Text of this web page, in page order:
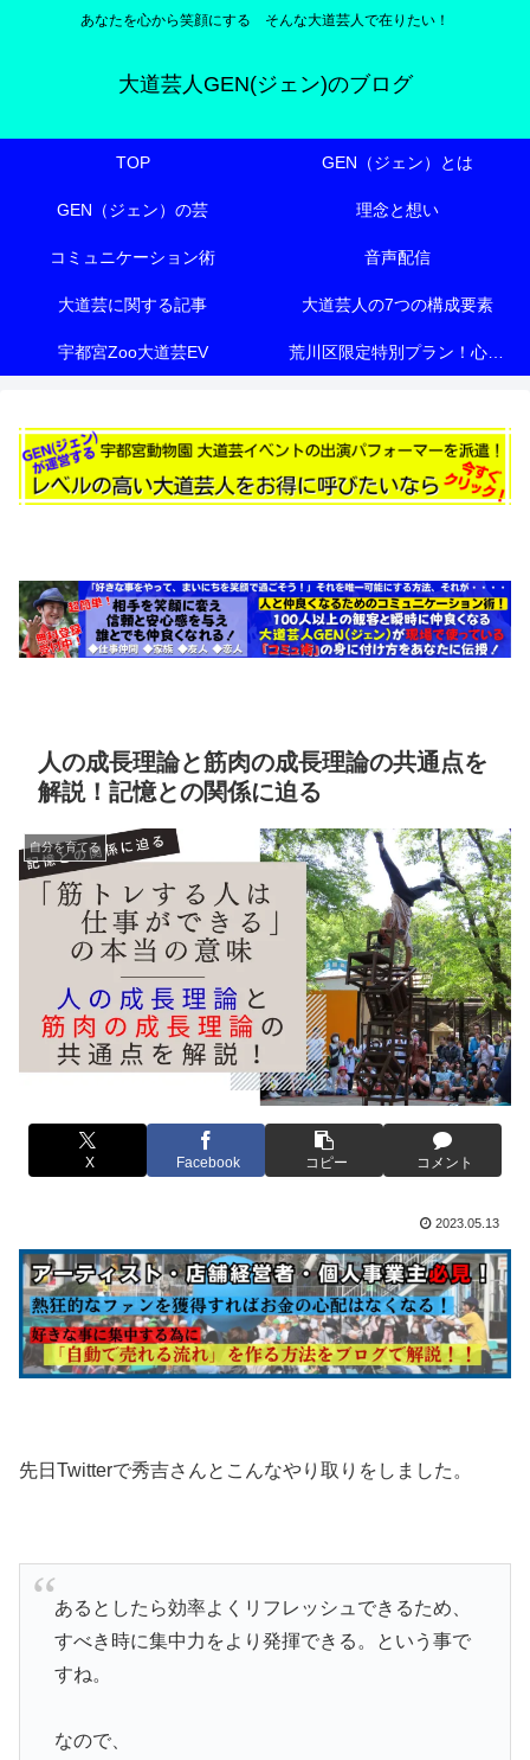
あなたを心から笑顔にする そんな大道芸人で在りたい！
大道芸人GEN(ジェン)のブログ
TOP GEN（ジェン）とは
GEN（ジェン）の芸 理念と想い
コミュニケーション術 音声配信
大道芸に関する記事 大道芸人の7つの構成要素
宇都宮Zoo大道芸EV 荒川区限定特別プラン！心も体も元気にする『有料老人ホーム向け特別エンターテイメント』
人の成長理論と筋肉の成長理論の共通点を
解説！記憶との関係に迫る
自分を育てる
X Facebook コピー コメント
2023.05.13
先日Twitterで秀吉さんとこんなやり取りをしました。
あるとしたら効率よくリフレッシュできるため、
すべき時に集中力をより発揮できる。という事で
すね。
なので、